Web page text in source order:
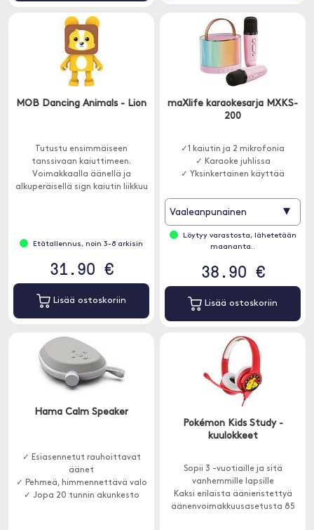
MOB Dancing Animals - Lion
Tutustu ensimmäiseen
tanssivaan kaiuttimeen.
Voimakkaalla äänellä ja
alkuperäisellä sign kaiutin liikkuu
Etätallennus, noin 3-8 arkisin
31.90 €
Lisää ostoskoriin
maXlife karaokesarja MXKS-
200
✓1 kaiutin ja 2 mikrofonia
✓ Karaoke juhlissa
✓ Yksinkertainen käyttää
Vaaleanpunainen ▾
Löytyy varastosta, lähetetään
maananta..
38.90 €
Lisää ostoskoriin
Hama Calm Speaker
✓ Esiasennetut rauhoittavat
äänet
✓ Pehmeä, himmennettävä valo
✓ Jopa 20 tunnin akunkesto
Pokémon Kids Study -
kuulokkeet
Sopii 3 -vuotiaille ja sitä
vanhemmille lapsille
Kaksi erilaista äänieristettyä
äänenvoimakkuusasetusta 85